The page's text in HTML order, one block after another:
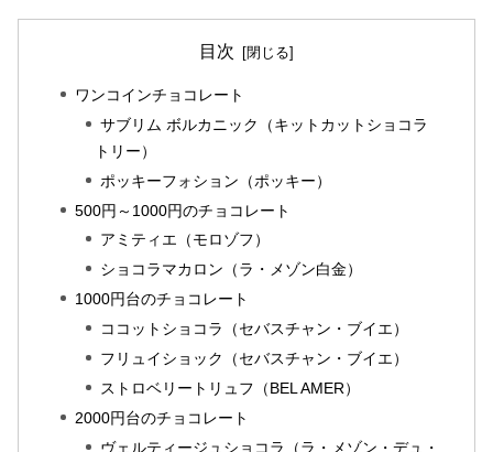
目次
ワンコインチョコレート
サブリム ボルカニック（キットカットショコラ
トリー）
ポッキーフォション（ポッキー）
500円～1000円のチョコレート
アミティエ（モロゾフ）
ショコラマカロン（ラ・メゾン白金）
1000円台のチョコレート
ココットショコラ（セバスチャン・ブイエ）
フリュイショック（セバスチャン・ブイエ）
ストロベリートリュフ（BEL AMER）
2000円台のチョコレート
ヴェルティージュショコラ（ラ・メゾン・デュ・